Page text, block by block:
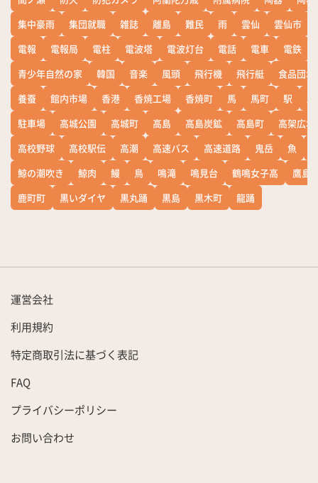
集中豪雨
集団就職 雑誌 離島 難民 雨 雲仙 雲仙市
電報
電報局 電柱 電波塔 電波灯台 電話 電車 電鉄
青少年自然の家
韓国 音楽 風頭 飛行機 飛行艇
食品団地
養蚕
館内市場 香港 香焼工場 香焼町 馬 馬町 駅
駐車場
高城公園 高城町 高島 高島炭鉱 高島町
高架広場
高校野球
高校駅伝 高潮 高速バス 高速道路 鬼岳 魚
鯨の潮吹き
鯨肉 鰻 鳥 鳴滝 鳴見台 鶴鳴女子高
鷹島
鹿町町
黒いダイヤ 黒丸踊 黒島 黒木町 龍踊
運営会社
利用規約
特定商取引法に基づく表記
FAQ
プライバシーポリシー
お問い合わせ